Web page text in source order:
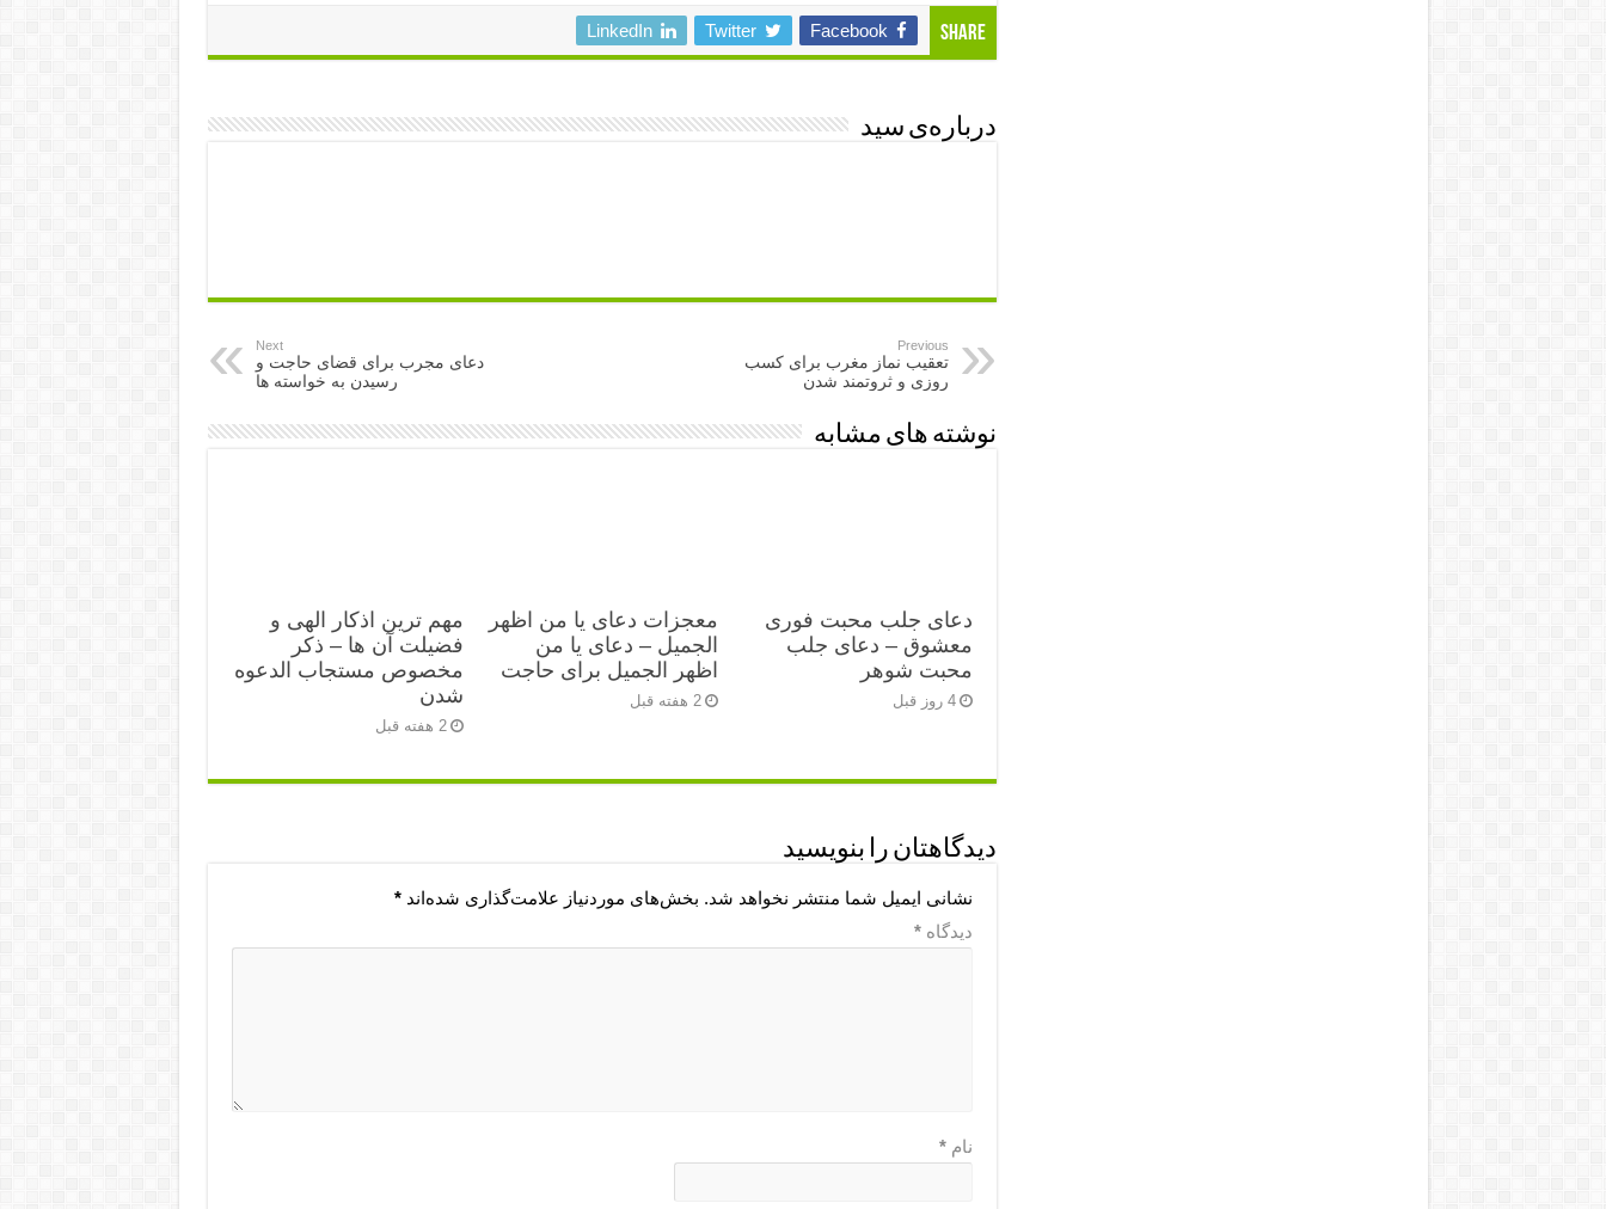
Share
Facebook
Twitter
LinkedIn
درباره‌ی سید
Previous
تعقیب نماز مغرب برای کسب
روزی و ثروتمند شدن
Next
دعای مجرب برای قضای حاجت و
رسیدن به خواسته ها
نوشته های مشابه
دعای جلب محبت فوری
معشوق – دعای جلب
محبت شوهر
4 روز قبل
معجزات دعای یا من اظهر
الجمیل – دعای یا من
اظهر الجمیل برای حاجت
2 هفته قبل
مهم ترین اذکار الهی و
فضیلت آن ها – ذکر
مخصوص مستجاب الدعوه
شدن
2 هفته قبل
دیدگاهتان را بنویسید
نشانی ایمیل شما منتشر نخواهد شد. بخش‌های موردنیاز علامت‌گذاری شده‌اند*
دیدگاه*
نام*